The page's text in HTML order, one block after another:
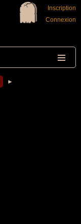
Inscription
Connexion
►